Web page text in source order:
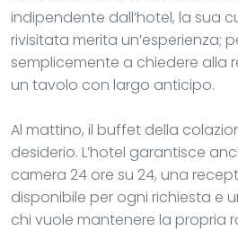
indipendente dall’hotel, la sua
rivisitata merita un’esperienza;
semplicemente a chiedere alla
un tavolo con largo anticipo.
Al mattino, il buffet della
desiderio. L’hotel garantisce
camera 24 ore su 24, una
disponibile per ogni richiesta e
chi vuole mantenere la propria